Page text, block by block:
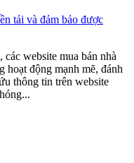
website mua bán nhà
hoạt động mạnh mẽ, đánh
thông tin trên website